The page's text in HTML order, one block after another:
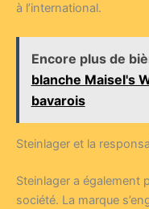
à l’international.
Encore plus de
blanche Maisel's
bavarois
Steinlager et la
Steinlager a également
société. La marque